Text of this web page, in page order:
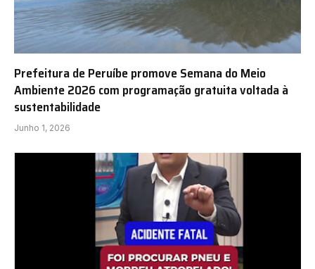
Prefeitura de Peruíbe promove Semana do Meio
Ambiente 2026 com programação gratuita voltada à
sustentabilidade
Junho 1, 2026